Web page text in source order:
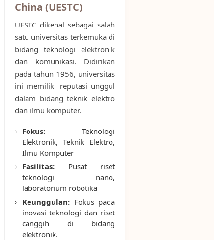
China (UESTC)
UESTC dikenal sebagai salah
satu universitas terkemuka di
bidang teknologi elektronik
dan komunikasi. Didirikan
pada tahun 1956, universitas
ini memiliki reputasi unggul
dalam bidang teknik elektro
dan ilmu komputer.
Fokus:Teknologi
Elektronik, Teknik Elektro,
Ilmu Komputer
Fasilitas:Pusat riset
teknologi nano,
laboratorium robotika
Keunggulan:Fokus pada
inovasi teknologi dan riset
canggih di bidang
elektronik.